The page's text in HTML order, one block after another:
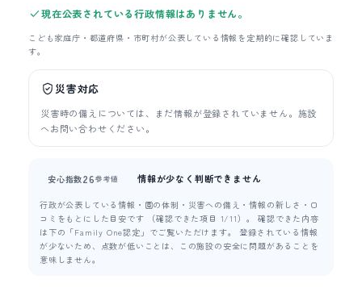
現在公表されている行政情報はありません。
こども家庭庁・都道府県・市町村が公表している情報を定期的に確認していま
す。
災害対応
災害時の備えについては、まだ情報が登録されていません。施設
へお問い合わせください。
安心指数26参考値 情報が少なく判断できません
行政が公表している情報・園の体制・災害への備え・情報の新しさ・口
コミをもとにした目安です （確認できた項目 1/11）。 確認できた内容
は下の「Family One認定」でご覧いただけます。 登録されている情報
が少ないため、点数が低いことは、この施設の安全に問題があることを
意味しません。